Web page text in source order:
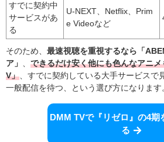
すでに契約中
サービスがあ
る
U-NEXT、Netflix、Prim
e Videoなど
そのため、 最速視聴を重視するなら「
ア」
できるだけ安く他にも色んなアニ
V」 、すでに契約している大手サービス
一般配信を待つ、という選び方になります
DMM TVで『リゼロ』の4期
る